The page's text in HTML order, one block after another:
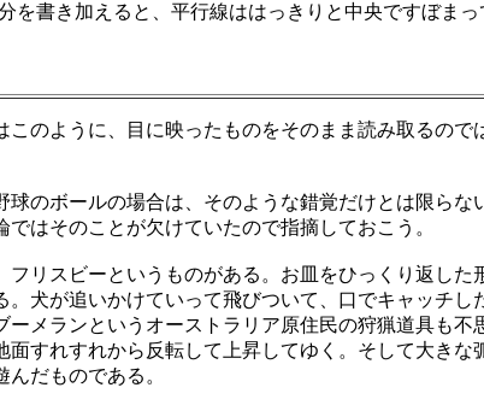
を書き加えると、平行線ははっきりと中央ですぼま
このように、目に映ったものをそのまま読み取るの
球のボールの場合は、そのような錯覚だけとは限ら
ではそのことが欠けていたので指摘しておこう。
フリスビーというものがある。お皿をひっくり返し
。犬が追いかけていって飛びついて、口でキャッチし
ーメランというオーストラリア原住民の狩猟道具も
面すれすれから反転して上昇してゆく。そして大き
んだものである。